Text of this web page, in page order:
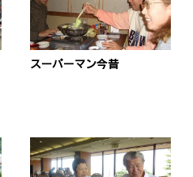
スーパーマン今昔